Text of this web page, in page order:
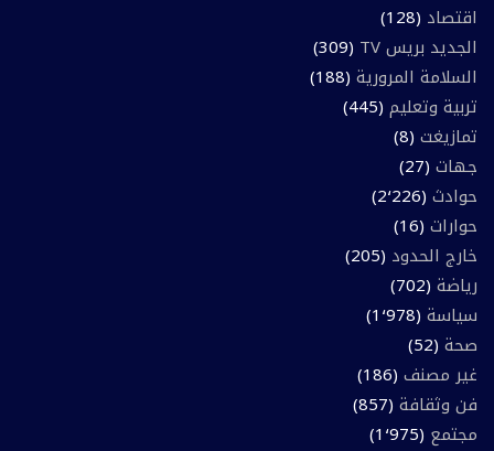
اقتصاد (128)
الجديد بريس TV
(309)
السلامة المرورية (188)
تربية وتعليم (445)
تمازيغت (8)
جهات (27)
حوادث (2٬226)
حوارات (16)
خارج الحدود (205)
رياضة (702)
سياسة (1٬978)
صحة (52)
غير مصنف (186)
فن وثقافة (857)
مجتمع (1٬975)